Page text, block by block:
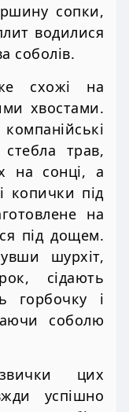
сопки,
водилися
соболів.
схожі на
хвостами.
трав,
на сонці, а
копички під
на
під дощем.
шурхіт,
сідають
горбочку і
соболю
цих
успішно